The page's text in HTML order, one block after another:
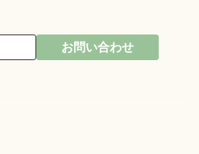
お問い合わせ